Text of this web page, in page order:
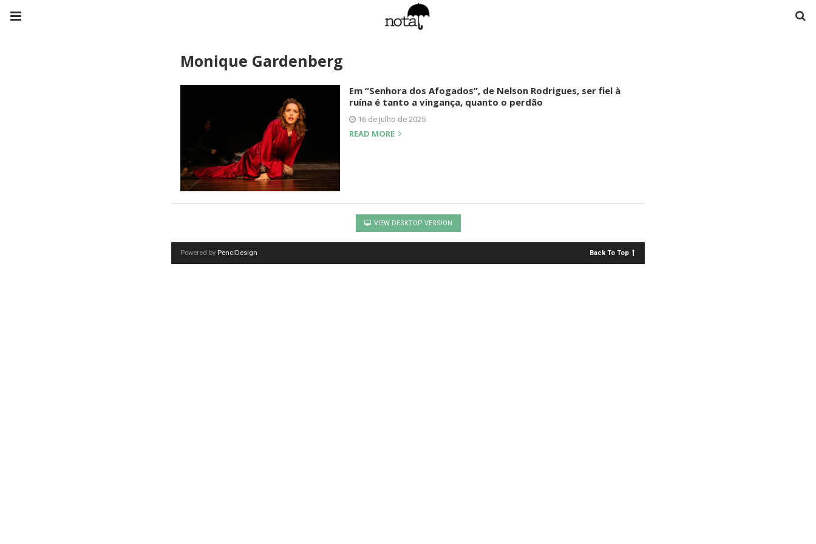
Monique Gardenberg
Em “Senhora dos Afogados”, de Nelson Rodrigues, ser fiel à
ruína é tanto a vingança, quanto o perdão
16 de julho de 2025
READ MORE
VIEW DESKTOP VERSION
Powered by PenciDesign Back To Top